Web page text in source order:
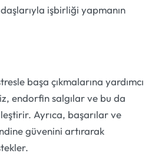
işbirliği yapmanın
başa çıkmalarına yardımcı
endorfin salgılar ve bu da
Ayrıca, başarılar ve
güvenini artırarak